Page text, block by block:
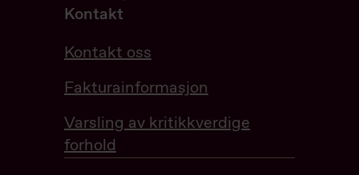
Kontakt
Kontakt oss
Fakturainformasjon
Varsling av kritikkverdige
forhold